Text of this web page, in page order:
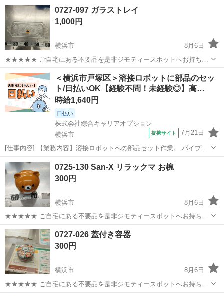
0727-097 ガラストレイ
1,000円
横浜市
8月6日
★★★★★ ご自宅にある不要品を是非ジモティースポットへお持ち込
みしませんか？ 家電、趣味・スポーツ・レジャー用品、こども用品、
衣料服飾品、生活雑貨、家具、本、CD・DVDなどが無料でまとめて持
ち込めます！ ※詳細はこ...
神奈川 横浜市 食器 現地
＜横浜市戸塚区＞溶接ロボットに部品のセッ
ト/日払いOK【経験不問！未経験◎】高…
時給1,640円
日払い
株式会社綜合キャリアオプション
横浜市
提携サイト 7月21日
[仕事内容] 【業務内容】溶接ロボットへの部品セット作業。 パイプや
ワイヤーなど様々な部品を機械にセットします。 1人で3～4台の機械
を担当していただきます。 溶接後のバリ取りや簡単な溶接の手直しを
する工程もあります。 【取...
神奈川 横浜市
0725-130 San-X リラックマ お椀
300円
横浜市
8月6日
★★★★★ ご自宅にある不要品を是非ジモティースポットへお持ち込
みしませんか？ 家電、趣味・スポーツ・レジャー用品、こども用品、
衣料服飾品、生活雑貨、家具、本、CD・DVDなどが無料でまとめて持
ち込めます！ ※詳細はこ...
神奈川 横浜市 San
0727-026 蓋付き容器
300円
横浜市
8月6日
★★★★★ ご自宅にある不要品を是非ジモティースポットへお持ち込
みしませんか？ 家電、趣味・スポーツ・レジャー用品、こども用品、